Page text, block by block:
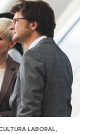
LABORAL,